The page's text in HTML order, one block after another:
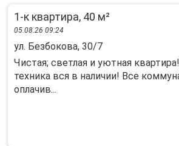
1-к квартира, 40 м²
05.08.26 09:24
ул. Безбокова, 30/7
Чистая; светлая и уютная
техника вся в наличии! Все
оплачив...